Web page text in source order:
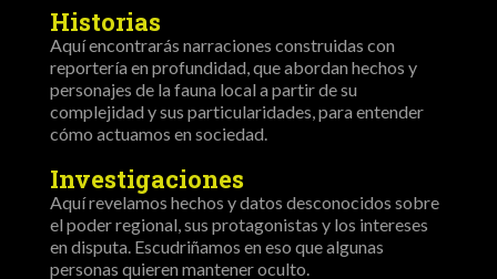
Historias
Aquí encontrarás narraciones construidas con
reportería en profundidad, que abordan hechos y
personajes de la fauna local a partir de su
complejidad y sus particularidades, para entender
cómo actuamos en sociedad.
Investigaciones
Aquí revelamos hechos y datos desconocidos sobre
el poder regional, sus protagonistas y los intereses
en disputa. Escudriñamos en eso que algunas
personas quieren mantener oculto.